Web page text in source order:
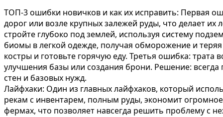
ТОП-3 ошибки новичков и как их исправить: Первая
дорог или возле крупных залежей руды, что делает
стройте глубоко под землей, используя систему
биомы в легкой одежде, получая обморожение и теряя
костры и готовьте горячую еду. Третья ошибка:
улучшения базы или создания брони. Решение: всегда
стен и базовых нужд.
Лайфхаки: Один из главных лайфхаков, который
рекам с инвентарем, полным руды, экономит
фермах, что позволяет навсегда решить проблему с